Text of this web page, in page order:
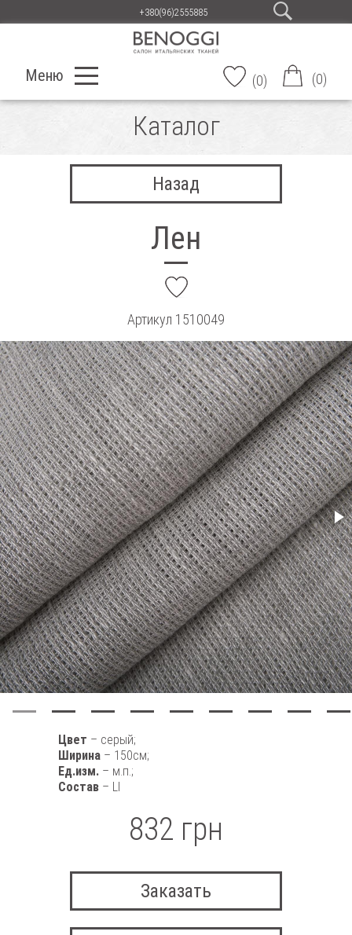
+380(96)2555885
Меню (0) (0)
Каталог
Назад
Лен
Артикул 1510049
Цвет – серый;
Ширина – 150см;
Ед.изм. – м.п.;
Состав – LI
832 грн
Заказать